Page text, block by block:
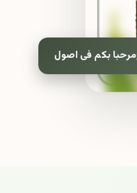
مرحبا بكم فى اصول